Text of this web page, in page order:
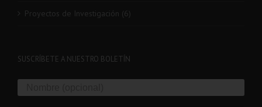
Proyectos de Investigación (6)
SUSCRÍBETE A NUESTRO BOLETÍN